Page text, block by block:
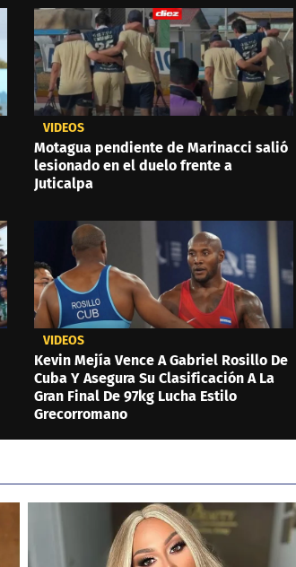
VIDEOS
Motagua pendiente de Marinacci salió
lesionado en el duelo frente a
Juticalpa
VIDEOS
Kevin Mejía Vence A Gabriel Rosillo De
Cuba Y Asegura Su Clasificación A La
Gran Final De 97kg Lucha Estilo
Grecorromano